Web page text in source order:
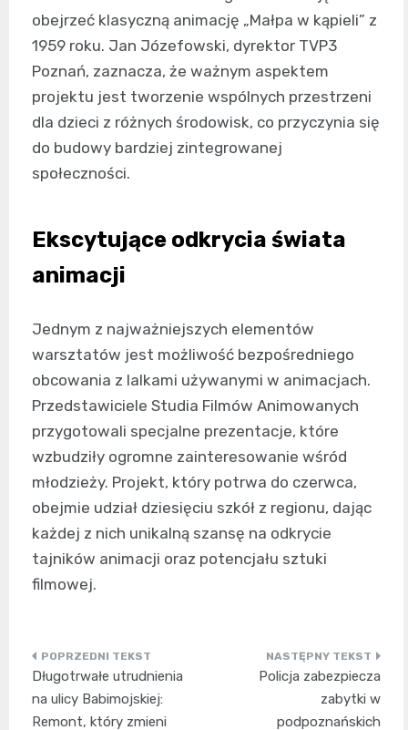
obejrzeć klasyczną animację „Małpa w kąpieli” z
1959 roku. Jan Józefowski, dyrektor TVP3
Poznań, zaznacza, że ważnym aspektem
projektu jest tworzenie wspólnych przestrzeni
dla dzieci z różnych środowisk, co przyczynia się
do budowy bardziej zintegrowanej
społeczności.
Ekscytujące odkrycia świata
animacji
Jednym z najważniejszych elementów
warsztatów jest możliwość bezpośredniego
obcowania z lalkami używanymi w animacjach.
Przedstawiciele Studia Filmów Animowanych
przygotowali specjalne prezentacje, które
wzbudziły ogromne zainteresowanie wśród
młodzieży. Projekt, który potrwa do czerwca,
obejmie udział dziesięciu szkół z regionu, dając
każdej z nich unikalną szansę na odkrycie
tajników animacji oraz potencjału sztuki
filmowej.
Nawigacja
wpisu
Długotrwałe utrudnienia
na ulicy Babimojskiej:
Remont, który zmieni
Policja zabezpiecza
zabytki w
podpoznańskich